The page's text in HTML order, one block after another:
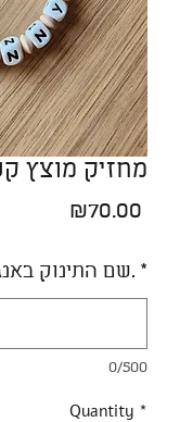
מחזיק מוצץ
₪70.00
שם התינוק באנגלית בלבד. *
0/500
Quantity *